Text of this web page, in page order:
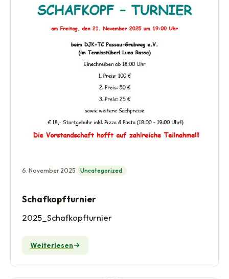
6. November 2025 Uncategorized
Schafkopfturnier
2025_Schafkopfturnier
Weiterlesen